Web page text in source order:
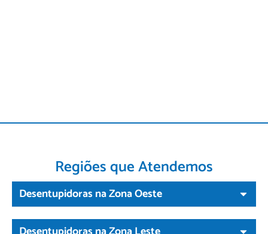
Regiões que Atendemos
Desentupidoras na Zona Oeste